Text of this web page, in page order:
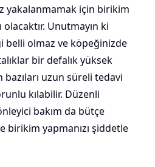
yakalanmamak için birikim
Unutmayın ki
belli olmaz ve köpeğinizde
bir defalık yüksek
uzun süreli tedavi
kılabilir. Düzenli
bakım da bütçe
birikim yapmanızı şiddetle